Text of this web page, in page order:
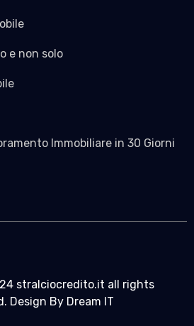
e non solo
Immobiliare in 30 Giorni
stralciocredito.it all rights
Design By Dream IT